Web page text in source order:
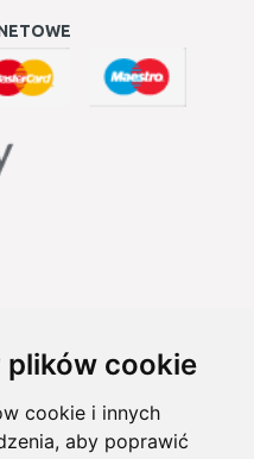
plików cookie
cookie i innych
aby poprawić